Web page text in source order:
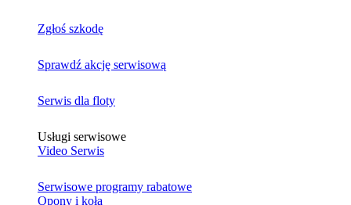
Zgłoś szkodę
Sprawdź akcję serwisową
Serwis dla floty
Usługi serwisowe
Video Serwis
Serwisowe programy rabatowe
Opony i koła